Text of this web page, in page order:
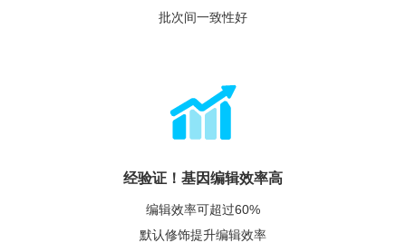
批次间一致性好
经验证！基因编辑效率高
编辑效率可超过60%
默认修饰提升编辑效率